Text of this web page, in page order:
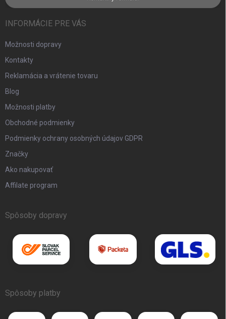
INFORMÁCIE PRE VÁS
Možnosti dopravy
Kontakty
Reklamácia a vrátenie tovaru
Blog
Možnosti platby
Obchodné podmienky
Podmienky ochrany osobných údajov GDPR
Značky
Ako nakupovať
Affilate program
Spôsoby dopravy
Spôsoby platby